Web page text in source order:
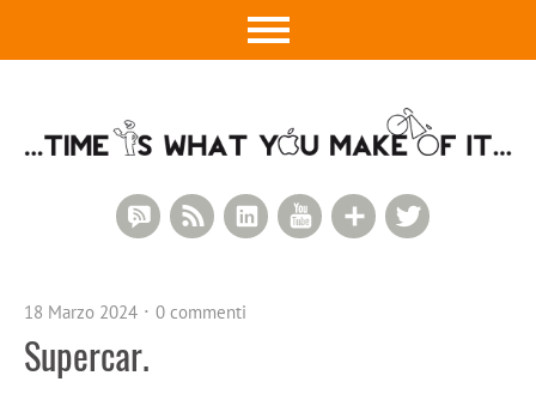
Google+
YouTube
LinkedIn
RSS Feed
RSS Comments
18 Marzo 2024 0 commenti
Supercar.